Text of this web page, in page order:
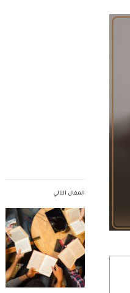
المقال التالي